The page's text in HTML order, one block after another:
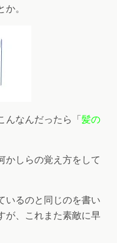
か。
んなんだったら「髪の
かしらの覚え方をして
いるのと同じのを書い
が、これまた素敵に早